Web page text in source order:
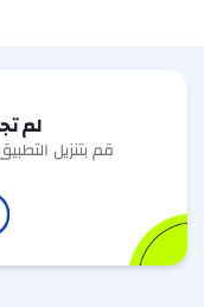
لم
قم بتنزيل